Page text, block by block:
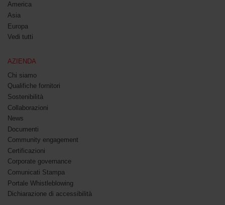
America
Asia
Europa
Vedi tutti
AZIENDA
Chi siamo
Qualifiche fornitori
Sostenibilità
Collaborazioni
News
Documenti
Community engagement
Certificazioni
Corporate governance
Comunicati Stampa
Portale Whistleblowing
Dichiarazione di accessibilità